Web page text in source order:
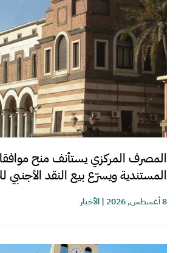
المصرف المركزي يستأنف منح
المستندية ويسرّع بيع النقد
8 أغسطس, 2026 |الأخبار